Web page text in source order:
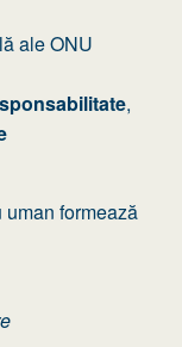
ale ONU
,
formează